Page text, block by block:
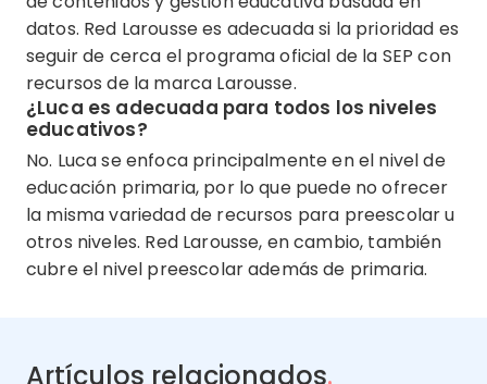
datos. Red Larousse es adecuada si la prioridad es
seguir de cerca el programa oficial de la SEP con
recursos de la marca Larousse.
¿Luca es adecuada para todos los niveles
educativos?
No. Luca se enfoca principalmente en el nivel de
educación primaria, por lo que puede no ofrecer
la misma variedad de recursos para preescolar u
otros niveles. Red Larousse, en cambio, también
cubre el nivel preescolar además de primaria.
Artículos relacionados.